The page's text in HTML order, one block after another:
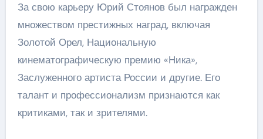
За свою карьеру Юрий Стоянов был награжден
множеством престижных наград, включая
Золотой Орел, Национальную
кинематографическую премию «Ника»,
Заслуженного артиста России и другие. Его
талант и профессионализм признаются как
критиками, так и зрителями.